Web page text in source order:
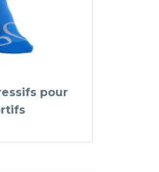
pour